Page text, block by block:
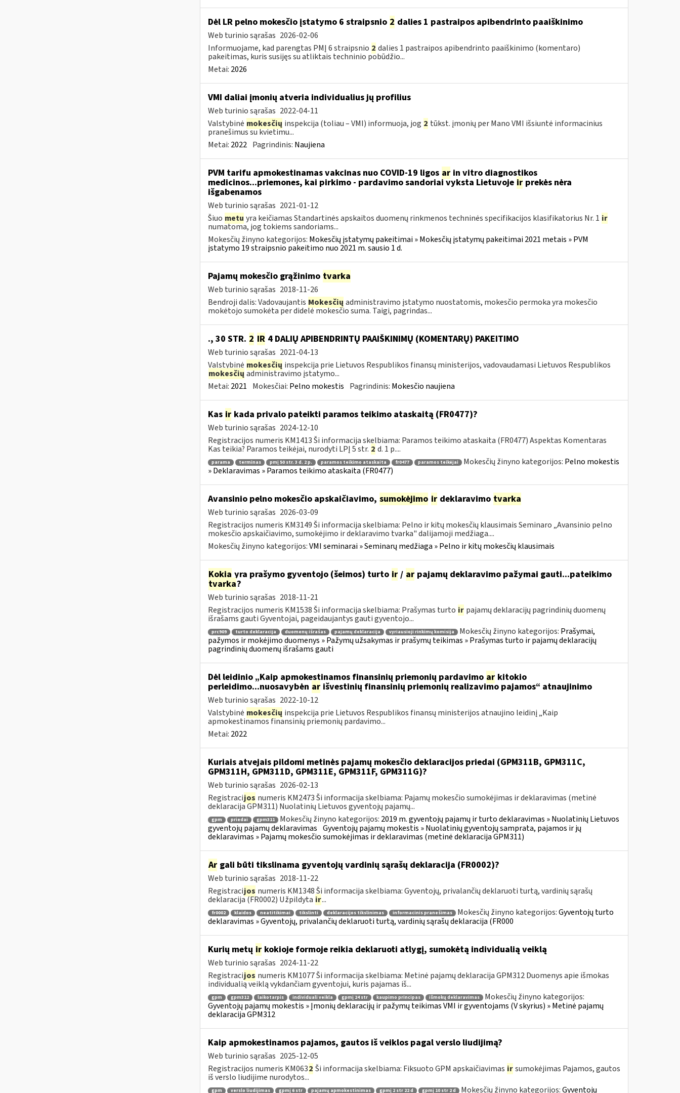
Dėl LR pelno mokesčio įstatymo 6 straipsnio 2 dalies 1 pastraipos apibendrinto paaiškinimo
Web turinio sąrašas 2026-02-06
Informuojame, kad parengtas PMĮ 6 straipsnio 2 dalies 1 pastraipos apibendrinto paaiškinimo (komentaro)
pakeitimas, kuris susijęs su atliktais techninio pobūdžio...
Metai: 2026
VMI daliai įmonių atveria individualius jų profilius
Web turinio sąrašas 2022-04-11
Valstybinė mokesčių inspekcija (toliau – VMI) informuoja, jog 2 tūkst. įmonių per Mano VMI išsiuntė informacinius
pranešimus su kvietimu...
Metai: 2022 Pagrindinis: Naujiena
PVM tarifu apmokestinamas vakcinas nuo COVID-19 ligos arin vitro diagnostikos
medicinos...priemones, kai pirkimo - pardavimo sandoriai vyksta Lietuvoje irprekės nėra
išgabenamos
Web turinio sąrašas 2021-01-12
Šiuo metu yra keičiamas Standartinės apskaitos duomenų rinkmenos techninės specifikacijos klasifikatorius Nr. 1 ir
numatoma, jog tokiems sandoriams...
Mokesčių žinyno kategorijos: Mokesčių įstatymų pakeitimai » Mokesčių įstatymų pakeitimai 2021 metais » PVM
įstatymo 19 straipsnio pakeitimo nuo 2021 m. sausio 1 d.
Pajamų mokesčio grąžinimo tvarka
Web turinio sąrašas 2018-11-26
Bendroji dalis: Vadovaujantis Mokesčių administravimo įstatymo nuostatomis, mokesčio permoka yra mokesčio
mokėtojo sumokėta per didelė mokesčio suma. Taigi, pagrindas...
., 30 STR. 2 IR 4 DALIŲ APIBENDRINTŲ PAAIŠKINIMŲ (KOMENTARŲ) PAKEITIMO
Web turinio sąrašas 2021-04-13
Valstybinė mokesčių inspekcija prie Lietuvos Respublikos finansų ministerijos, vadovaudamasi Lietuvos Respublikos
mokesčių administravimo įstatymo...
Metai: 2021 Mokesčiai: Pelno mokestis Pagrindinis: Mokesčio naujiena
Kas irkada privalo pateikti paramos teikimo ataskaitą (FR0477)?
Web turinio sąrašas 2024-12-10
Registracijos numeris KM1413 Ši informacija skelbiama: Paramos teikimo ataskaita (FR0477) Aspektas Komentaras
Kas teikia? Paramos teikėjai, nurodyti LPĮ 5 str. 2 d. 1 p....
parama terminas pmį 50 str. 3 d. 2 p. paramos teikimo ataskaita fr0477 paramos teikėjai Mokesčių žinyno kategorijos: Pelno mokestis
» Deklaravimas » Paramos teikimo ataskaita (FR0477)
Avansinio pelno mokesčio apskaičiavimo, sumokėjimo irdeklaravimo tvarka
Web turinio sąrašas 2026-03-09
Registracijos numeris KM3149 Ši informacija skelbiama: Pelno ir kitų mokesčių klausimais Seminaro „Avansinio pelno
mokesčio apskaičiavimo, sumokėjimo ir deklaravimo tvarka" dalijamoji medžiaga....
Mokesčių žinyno kategorijos:VMI seminarai » Seminarų medžiaga » Pelno ir kitų mokesčių klausimais
Kokiayra prašymo gyventojo (šeimos) turto ir/ arpajamų deklaravimo pažymai gauti...pateikimo
tvarka?
Web turinio sąrašas 2018-11-21
Registracijos numeris KM1538 Ši informacija skelbiama: Prašymas turto ir pajamų deklaracijų pagrindinių duomenų
išrašams gauti Gyventojai, pageidaujantys gauti gyventojo...
prc909 turto deklaracija duomenų išrašas pajamų deklaracija vyriausioji rinkimų komisija Mokesčių žinyno kategorijos: Prašymai,
pažymos ir mokėjimo duomenys » Pažymų užsakymas ir prašymų teikimas » Prašymas turto ir pajamų deklaracijų
pagrindinių duomenų išrašams gauti
Dėl leidinio „Kaip apmokestinamos finansinių priemonių pardavimo arkitokio
perleidimo...nuosavybėn arišvestinių finansinių priemonių realizavimo pajamos“ atnaujinimo
Web turinio sąrašas 2022-10-12
Valstybinė mokesčių inspekcija prie Lietuvos Respublikos finansų ministerijos atnaujino leidinį „Kaip
apmokestinamos finansinių priemonių pardavimo...
Metai: 2022
Kuriais atvejais pildomi metinės pajamų mokesčio deklaracijos priedai (GPM311B, GPM311C,
GPM311H, GPM311D, GPM311E, GPM311F, GPM311G)?
Web turinio sąrašas 2026-02-13
Registracijos numeris KM2473 Ši informacija skelbiama: Pajamų mokesčio sumokėjimas ir deklaravimas (metinė
deklaracija GPM311) Nuolatinių Lietuvos gyventojų pajamų...
gpm priedai gpm311 Mokesčių žinyno kategorijos: 2019 m. gyventojų pajamų ir turto deklaravimas » Nuolatinių Lietuvos
gyventojų pajamų deklaravimas Gyventojų pajamų mokestis » Nuolatinių gyventojų samprata, pajamos ir jų
deklaravimas » Pajamų mokesčio sumokėjimas ir deklaravimas (metinė deklaracija GPM311)
Argali būti tikslinama gyventojų vardinių sąrašų deklaracija (FR0002)?
Web turinio sąrašas 2018-11-22
Registracijos numeris KM1348 Ši informacija skelbiama: Gyventojų, privalančių deklaruoti turtą, vardinių sąrašų
deklaracija (FR0002) Užpildyta ir...
fr0002 klaidos neatitikimai tikslinti deklaracijos tikslinimas informacinis pranešimas Mokesčių žinyno kategorijos:Gyventojų turto
deklaravimas » Gyventojų, privalančių deklaruoti turtą, vardinių sąrašų deklaracija (FR000
Kurių metų irkokioje formoje reikia deklaruoti atlygį, sumokėtą individualią veiklą
Web turinio sąrašas 2024-11-22
Registracijos numeris KM1077 Ši informacija skelbiama: Metinė pajamų deklaracija GPM312 Duomenys apie išmokas
individualią veiklą vykdančiam gyventojui, kuris pajamas iš...
gpm gpm312 laikotarpis individuali veikla gpmį 24 str kaupimo principas išmokų deklaravimas
Mokesčių žinyno kategorijos:
Gyventojų pajamų mokestis » Įmonių deklaracijų ir pažymų teikimas VMI ir gyventojams (V skyrius) » Metinė pajamų
deklaracija GPM312
Kaip apmokestinamos pajamos, gautos iš veiklos pagal verslo liudijimą?
Web turinio sąrašas 2025-12-05
Registracijos numeris KM0632 Ši informacija skelbiama: Fiksuoto GPM apskaičiavimas ir sumokėjimas Pajamos, gautos
iš verslo liudijime nurodytos...
gpm verslo liudijimas gpmį 6 str pajamų apmokestinimas gpmį 2 str 22 d gpmį 10 str 2 d Mokesčių žinyno kategorijos:Gyventojų